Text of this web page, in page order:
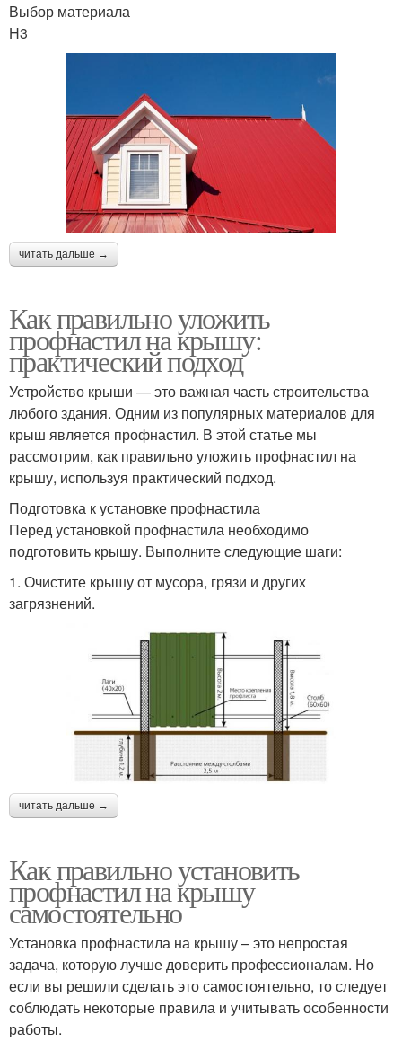
Выбор материала
H3
читать дальше →
Как правильно уложить
профнастил на крышу:
практический подход
Устройство крыши — это важная часть строительства
любого здания. Одним из популярных материалов для
крыш является профнастил. В этой статье мы
рассмотрим, как правильно уложить профнастил на
крышу, используя практический подход.
Подготовка к установке профнастила
Перед установкой профнастила необходимо
подготовить крышу. Выполните следующие шаги:
1. Очистите крышу от мусора, грязи и других
загрязнений.
читать дальше →
Как правильно установить
профнастил на крышу
самостоятельно
Установка профнастила на крышу – это непростая
задача, которую лучше доверить профессионалам. Но
если вы решили сделать это самостоятельно, то следует
соблюдать некоторые правила и учитывать особенности
работы.